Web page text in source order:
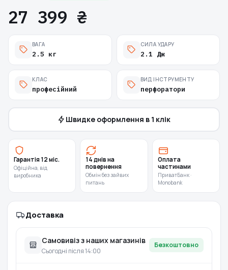
27 399 ₴
ВАГА
2.5 кг
СИЛА УДАРУ
2.1 Дж
КЛАС
професійний
ВИД ІНСТРУМЕНТУ
перфоратори
Швидке оформлення в 1 клік
Гарантія 12 міс.
Офіційна, від
виробника
14 днів на
повернення
Обмін без зайвих
питань
Оплата
частинами
ПриватБанк ·
Monobank
Доставка
Самовивіз з наших магазинів
Сьогодні після 14:00
Безкоштовно